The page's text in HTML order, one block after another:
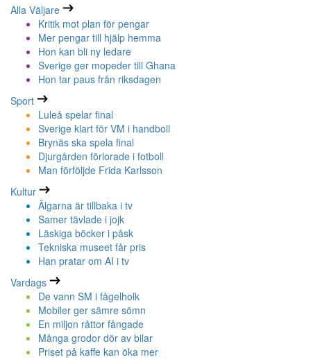
Alla Väljare
Kritik mot plan för pengar
Mer pengar till hjälp hemma
Hon kan bli ny ledare
Sverige ger mopeder till Ghana
Hon tar paus från riksdagen
Sport
Luleå spelar final
Sverige klart för VM i handboll
Brynäs ska spela final
Djurgården förlorade i fotboll
Man förföljde Frida Karlsson
Kultur
Älgarna är tillbaka i tv
Samer tävlade i jojk
Läskiga böcker i påsk
Tekniska museet får pris
Han pratar om AI i tv
Vardags
De vann SM i fågelholk
Mobiler ger sämre sömn
En miljon råttor fångade
Många grodor dör av bilar
Priset på kaffe kan öka mer